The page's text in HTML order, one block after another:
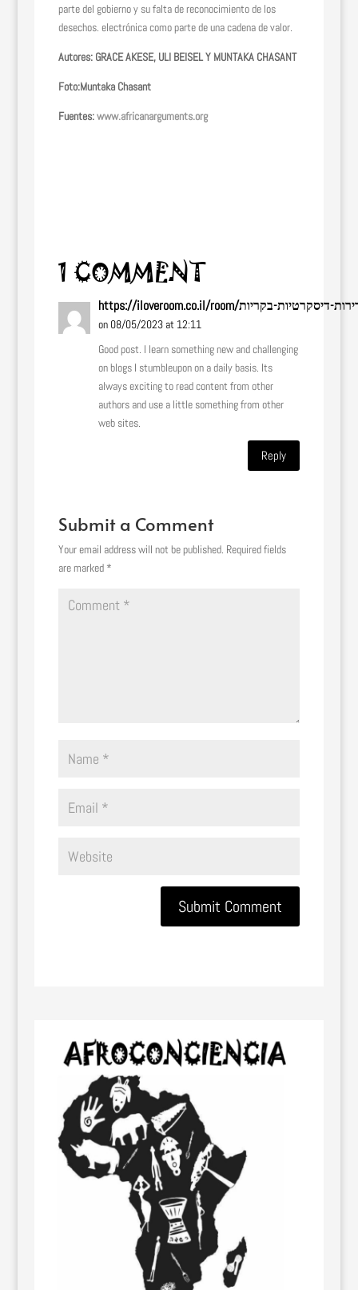
parte del gobierno y su falta de reconocimiento de los
desechos. electrónica como parte de una cadena de valor.
Autores: GRACE AKESE, ULI BEISEL Y MUNTAKA CHASANT
Foto:Muntaka Chasant
Fuentes:www.africanarguments.org
1 COMMENT
on 08/05/2023 at 12:11
Good post. I learn something new and challenging
on blogs I stumbleupon on a daily basis. Its
always exciting to read content from other
authors and use a little something from other
web sites.
Reply
Submit a Comment
Your email address will not be published. Required fields
are marked *